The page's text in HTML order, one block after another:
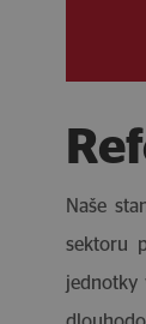
Naše
sektoru
jednotky